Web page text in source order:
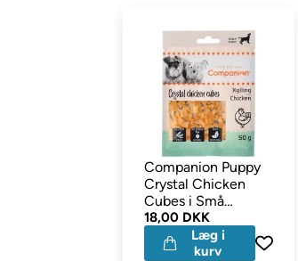
Companion Puppy
Crystal Chicken
Cubes i Små
Kyllinge Bidder 50g
18,00 DKK
Læg i
kurv